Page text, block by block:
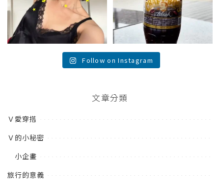
Follow on Instagram
文章分類
Ｖ愛穿搭
Ｖ的小秘密
小企畫
旅行的意義